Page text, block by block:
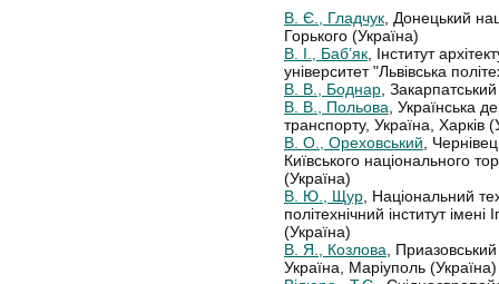
В. Є., Гладчук, Донецький
Горького (Україна)
В. І., Баб’як, Інститут
університет "Львівська
В. В., Боднар, Закарпатський
В. В., Польова , Українська
транспорту, Україна, Харків
В. О., Ореховський ,
Київського національного
(Україна)
В. Ю., Щур, Національний
політехнічний інститут
(Україна)
В. Я., Козлова ,
Україна, Маріуполь (Україна)